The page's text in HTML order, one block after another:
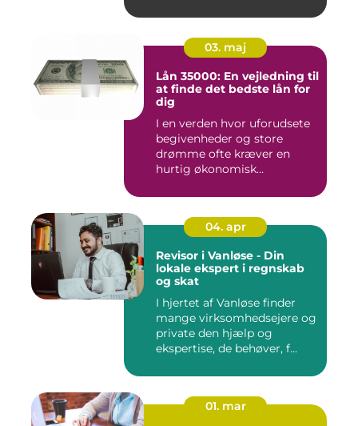
03. maj
Lån 35000: En vejledning til
at finde det bedste lån for
dig
I en verden hvor uforudsete
begivenheder og store
drømme ofte kræver en
hurtig økonomisk
04. apr
Revisor i Vanløse - Din
lokale ekspert i regnskab
og skat
I hjertet af Vanløse finder
mange virksomhedsejere og
private den hjælp og
ekspertise, de behøver, f...
01. mar